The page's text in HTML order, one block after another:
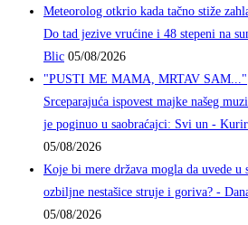
Meteorolog otkrio kada tačno stiže
Do tad jezive vrućine i 48 stepeni na
Blic 05/08/2026
"PUSTI ME MAMA, MRTAV SAM..."
Srceparajuća ispovest majke našeg
je poginuo u saobraćajci: Svi un - Kurir
05/08/2026
Koje bi mere država mogla da uvede u
ozbiljne nestašice struje i goriva? -
05/08/2026